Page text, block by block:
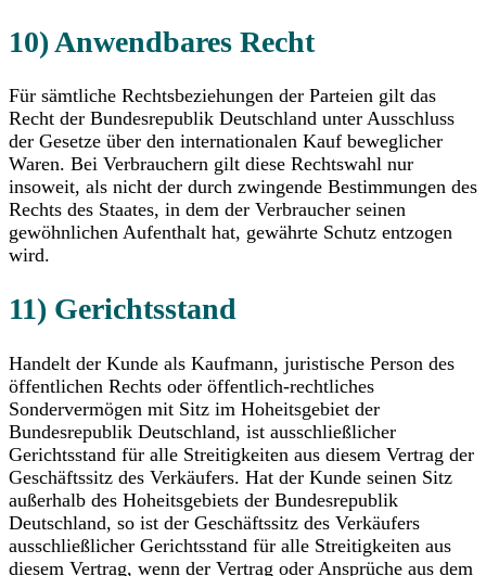
10) Anwendbares Recht
Für sämtliche Rechtsbeziehungen der Parteien gilt das
Recht der Bundesrepublik Deutschland unter Ausschluss
der Gesetze über den internationalen Kauf beweglicher
Waren. Bei Verbrauchern gilt diese Rechtswahl nur
insoweit, als nicht der durch zwingende Bestimmungen des
Rechts des Staates, in dem der Verbraucher seinen
gewöhnlichen Aufenthalt hat, gewährte Schutz entzogen
wird.
11) Gerichtsstand
Handelt der Kunde als Kaufmann, juristische Person des
öffentlichen Rechts oder öffentlich-rechtliches
Sondervermögen mit Sitz im Hoheitsgebiet der
Bundesrepublik Deutschland, ist ausschließlicher
Gerichtsstand für alle Streitigkeiten aus diesem Vertrag der
Geschäftssitz des Verkäufers. Hat der Kunde seinen Sitz
außerhalb des Hoheitsgebiets der Bundesrepublik
Deutschland, so ist der Geschäftssitz des Verkäufers
ausschließlicher Gerichtsstand für alle Streitigkeiten aus
diesem Vertrag, wenn der Vertrag oder Ansprüche aus dem